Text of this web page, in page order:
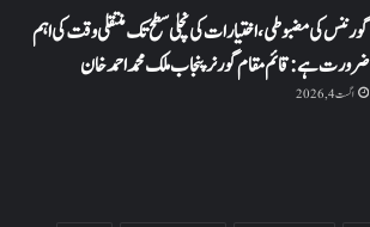
گورننس کی مضبوطی، اختیارات کی نچلی سطح تک منتقلی وقت کی اہم
ضرورت ہے: قائم مقام گورنر پنجاب ملک محمد احمد خان
اگست 4, 2026